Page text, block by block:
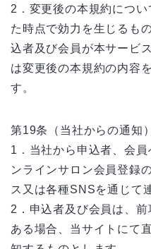
2．変更後の本規約につ
た時点で効力を生じるも
込者及び会員が本サービ
は変更後の本規約の内容
す。
第19条（当社からの通知）
1．当社から申込者、会
ンラインサロン会員登録
ス又は各種SNSを通じて
2．申込者及び会員は、
ある場合、当サイトにて